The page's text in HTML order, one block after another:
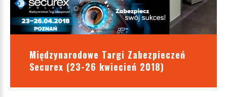
Międzynarodowe Targi Zabezpieczeń
Securex (23-26 kwiecień 2018)